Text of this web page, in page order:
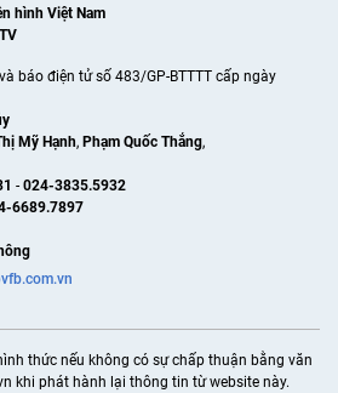
hình Việt Nam
báo điện tử số 483/GP-BTTTT cấp ngày
Mỹ Hạnh, Phạm Quốc Thắng,
- 024-3835.5932
6689.7897
thức nếu không có sự chấp thuận bằng văn
khi phát hành lại thông tin từ website này.